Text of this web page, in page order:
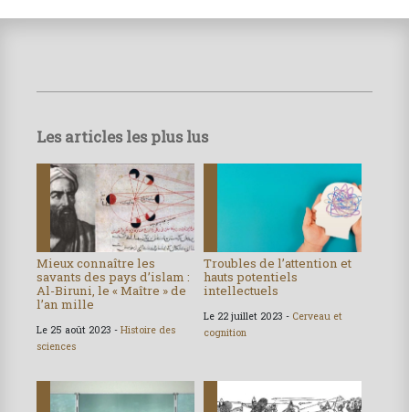
Les articles les plus lus
Mieux connaître les
savants des pays d’islam :
Al-Biruni, le « Maître » de
l’an mille
Le 25 août 2023 - Histoire des
sciences
Troubles de l’attention et
hauts potentiels
intellectuels
Le 22 juillet 2023 - Cerveau et
cognition